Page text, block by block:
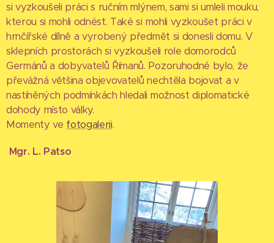
si vyzkoušeli práci s ručním mlýnem, sami si umleli mouku,
kterou si mohli odnést. Také si mohli vyzkoušet práci v
hrnčířské dílně a vyrobený předmět si donesli domu. V
sklepních prostorách si vyzkoušeli role domorodců
Germánů a dobyvatelů Římanů. Pozoruhodné bylo, že
převážná většina objevovatelů nechtěla bojovat a v
nastíněných podmínkách hledali možnost diplomatické
dohody místo války.
Momenty ve fotogalerii.
Mgr. L. Patso